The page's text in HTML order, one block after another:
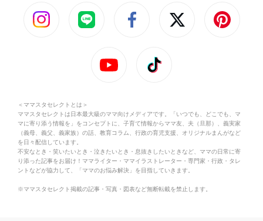
＜ママスタセレクトとは＞
ママスタセレクトは日本最大級のママ向けメディアです。「いつでも、どこでも、マ
マに寄り添う情報を」をコンセプトに、子育て情報からママ友、夫（旦那）、義実家
（義母、義父、義家族）の話、教育コラム、行政の育児支援、オリジナルまんがなど
を日々配信しています。
不安なとき・笑いたいとき・泣きたいとき・息抜きしたいときなど、ママの日常に寄
り添った記事をお届け！ママライター・ママイラストレーター・専門家・行政・タレ
ントなどが協力して、「ママのお悩み解決」を目指していきます。
※ママスタセレクト掲載の記事・写真・図表など無断転載を禁止します。